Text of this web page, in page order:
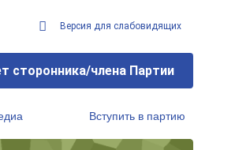
Версия для слабовидящих
сторонника/члена Партии
Вступить в партию